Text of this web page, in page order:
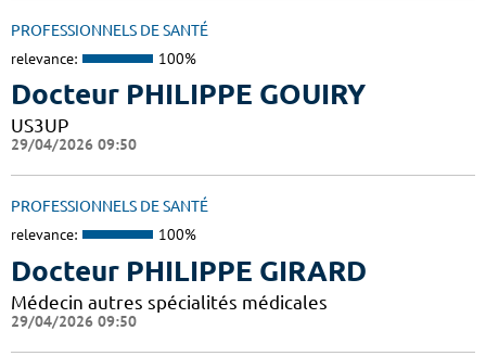
PROFESSIONNELS DE SANTÉ
relevance: 100%
Docteur PHILIPPE GOUIRY
US3UP
29/04/2026 09:50
PROFESSIONNELS DE SANTÉ
relevance: 100%
Docteur PHILIPPE GIRARD
Médecin autres spécialités médicales
29/04/2026 09:50